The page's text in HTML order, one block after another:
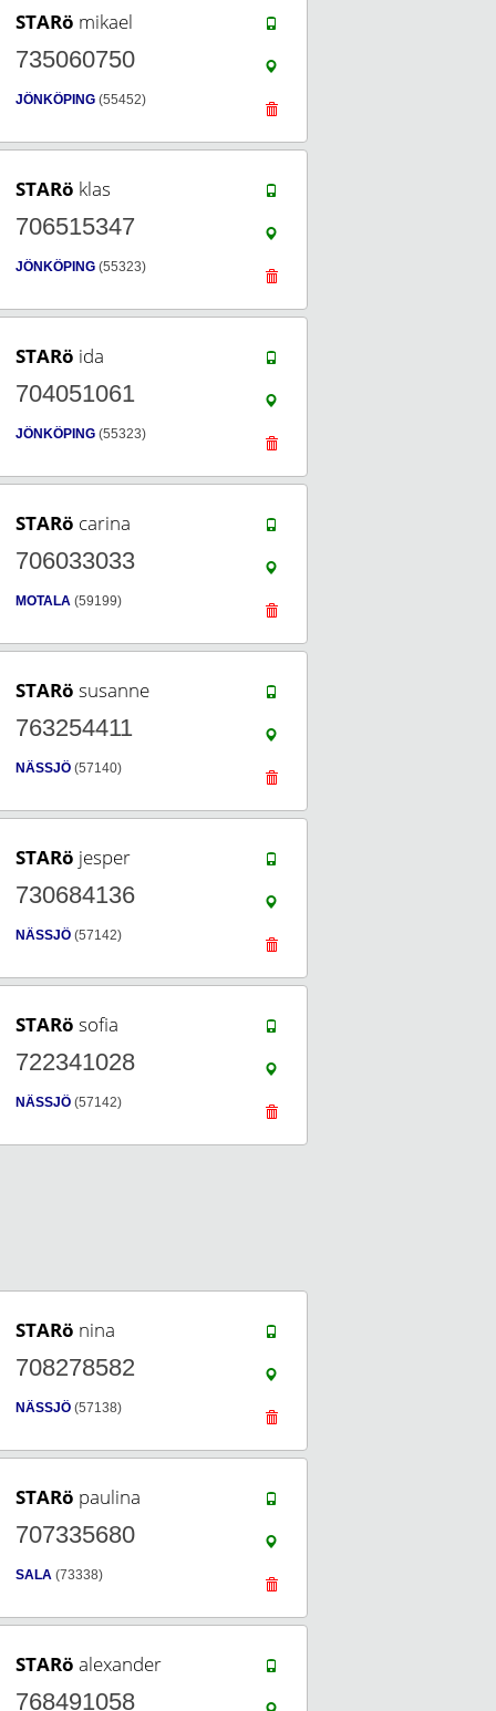
STARö mikael
735060750
JÖNKÖPING (55452)
STARö klas
706515347
JÖNKÖPING (55323)
STARö ida
704051061
JÖNKÖPING (55323)
STARö carina
706033033
MOTALA (59199)
STARö susanne
763254411
NÄSSJÖ (57140)
STARö jesper
730684136
NÄSSJÖ (57142)
STARö sofia
722341028
NÄSSJÖ (57142)
STARö nina
708278582
NÄSSJÖ (57138)
STARö paulina
707335680
SALA (73338)
STARö alexander
768491058